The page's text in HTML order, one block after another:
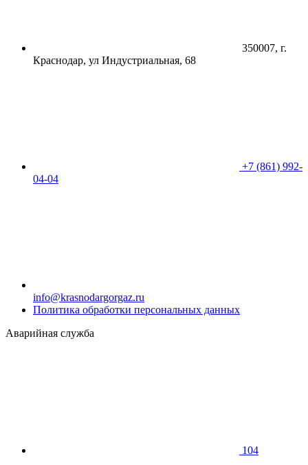
350007, г.
Краснодар, ул Индустриальная, 68
+7 (861) 992-
04-04
info@krasnodargorgaz.ru
Политика обработки персональных данных
Аварийная служба
104